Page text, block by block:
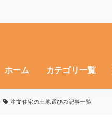
ホーム カテゴリ一覧
注文住宅の土地選びの記事一覧